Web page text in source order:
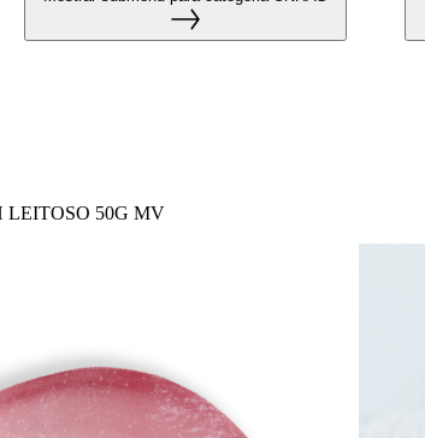
LEITOSO 50G MV